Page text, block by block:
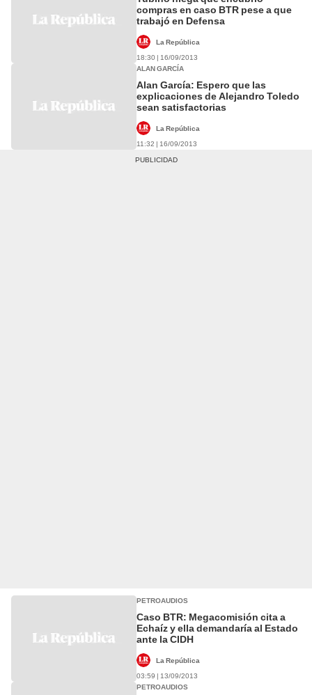
compras en caso BTR pese a que
trabajó en Defensa
La República
18:30 | 16/09/2013
ALAN GARCÍA
Alan García: Espero que las
explicaciones de Alejandro Toledo
sean satisfactorias
La República
11:32 | 16/09/2013
PETROAUDIOS
Caso BTR: Megacomisión cita a
Echaíz y ella demandaría al Estado
ante la CIDH
La República
03:59 | 13/09/2013
PETROAUDIOS